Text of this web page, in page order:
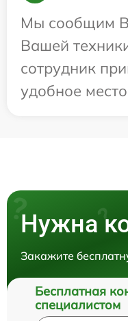
Мы сообщим
Вашей
сотрудник
удобное
Нужна
Закажите
Бесплатная
специалистом